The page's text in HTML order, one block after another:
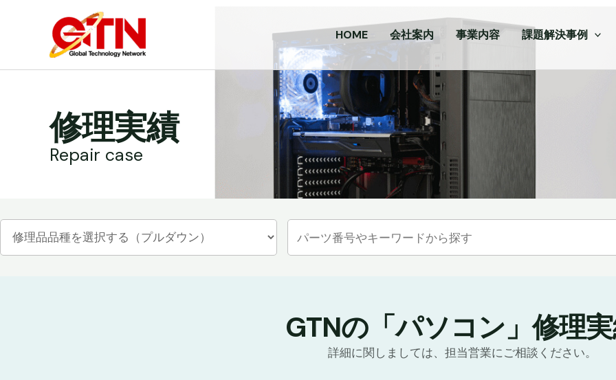
HOME 会社案内 事業内容 課題解決事例
修理実績
Repair case
GTNの「パソコン」修理
詳細に関しましては、担当営業にご相談ください。